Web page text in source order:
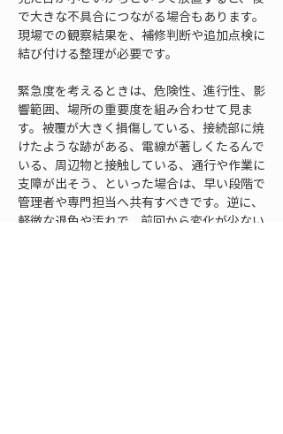
で大きな不具合につながる場合もあります。
現場での観察結果を、補修判断や追加点検に
結び付ける整理が必要です。
緊急度を考えるときは、危険性、進行性、影
響範囲、場所の重要度を組み合わせて見ま
す。被覆が大きく損傷している、接続部に焼
けたような跡がある、電線が著しくたるんで
いる、周辺物と接触している、通行や作業に
支障が出そう、といった場合は、早い段階で
管理者や専門担当へ共有すべきです。逆に、
軽微な退色や汚れで、前回から変化が少ない